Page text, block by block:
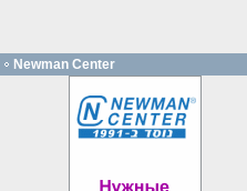
Newman Center